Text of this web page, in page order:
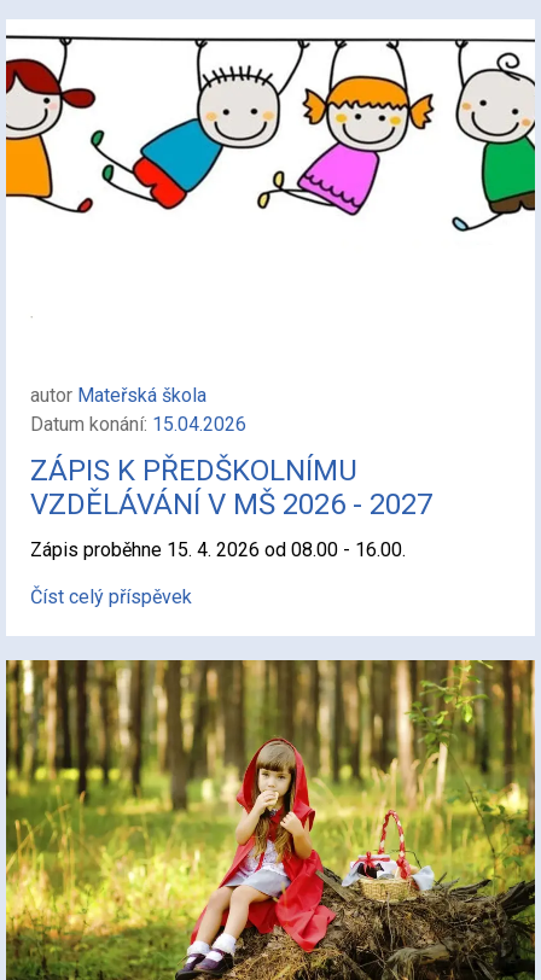
autor Mateřská škola
Datum konání: 15.04.2026
ZÁPIS K PŘEDŠKOLNÍMU
VZDĚLÁVÁNÍ V MŠ 2026 - 2027
Zápis proběhne 15. 4. 2026 od 08.00 - 16.00.
Číst celý příspěvek